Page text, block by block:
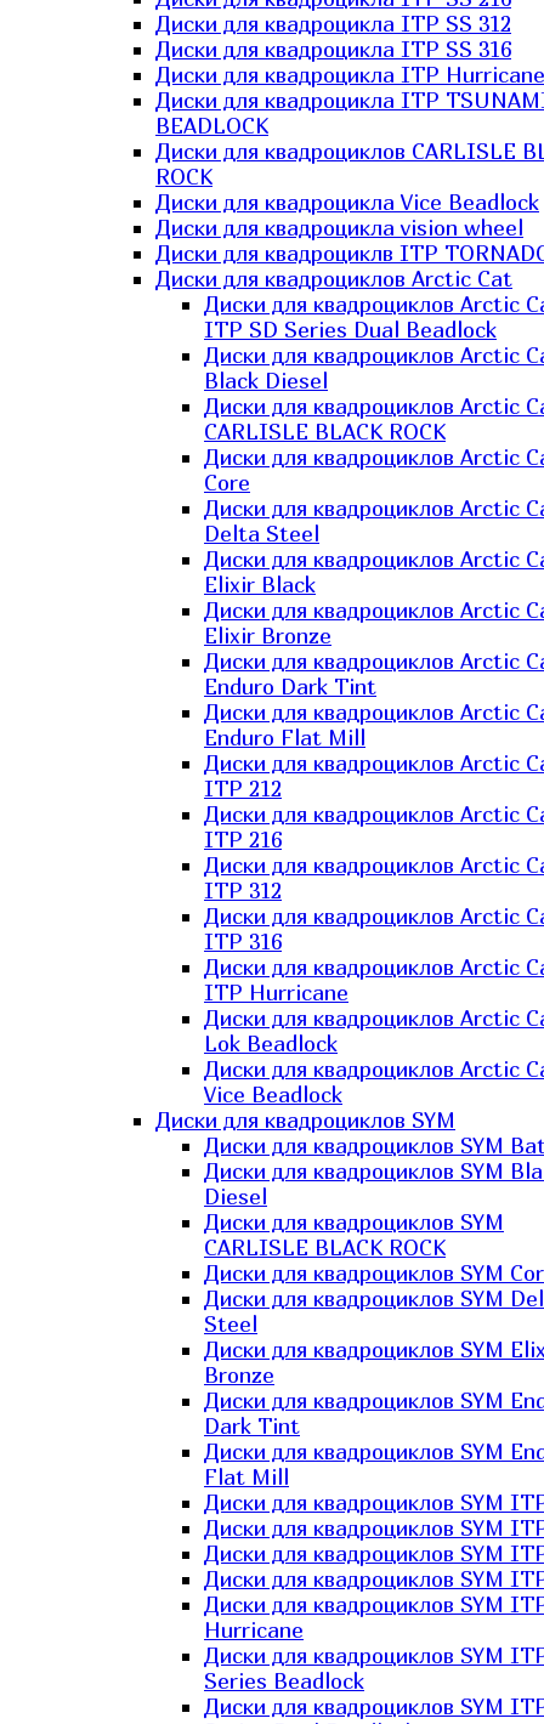
Диски для квадроцикла ITP SS 312
Диски для квадроцикла ITP SS 316
Диски для квадроцикла ITP Hurricane
Диски для квадроцикла ITP
BEADLOCK
Диски для квадроциклов CARLISLE
ROCK
Диски для квадроцикла Vice Beadlock
Диски для квадроцикла vision wheel
Диски для квадроциклв ITP
Диски для квадроциклов Arctic Cat
Диски для квадроциклов Arctic
ITP SD Series Dual Beadlock
Диски для квадроциклов Arctic
Black Diesel
Диски для квадроциклов Arctic
CARLISLE BLACK ROCK
Диски для квадроциклов Arctic
Core
Диски для квадроциклов Arctic
Delta Steel
Диски для квадроциклов Arctic
Elixir Black
Диски для квадроциклов Arctic
Elixir Bronze
Диски для квадроциклов Arctic
Enduro Dark Tint
Диски для квадроциклов Arctic
Enduro Flat Mill
Диски для квадроциклов Arctic
ITP 212
Диски для квадроциклов Arctic
ITP 216
Диски для квадроциклов Arctic
ITP 312
Диски для квадроциклов Arctic
ITP 316
Диски для квадроциклов Arctic
ITP Hurricane
Диски для квадроциклов Arctic
Lok Beadlock
Диски для квадроциклов Arctic
Vice Beadlock
Диски для квадроциклов SYM
Диски для квадроциклов SYM
Диски для квадроциклов SYM
Diesel
Диски для квадроциклов SYM
CARLISLE BLACK ROCK
Диски для квадроциклов SYM
Диски для квадроциклов SYM
Steel
Диски для квадроциклов SYM
Bronze
Диски для квадроциклов SYM
Dark Tint
Диски для квадроциклов SYM
Flat Mill
Диски для квадроциклов SYM
Диски для квадроциклов SYM
Диски для квадроциклов SYM
Диски для квадроциклов SYM
Диски для квадроциклов SYM
Hurricane
Диски для квадроциклов SYM
Series Beadlock
Диски для квадроциклов SYM